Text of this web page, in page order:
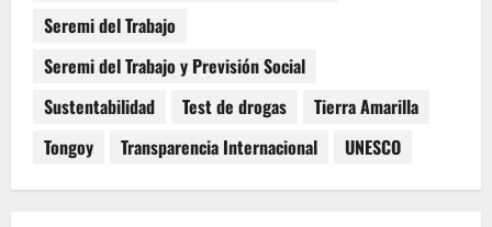
Seremi del Trabajo
Seremi del Trabajo y Previsión Social
Sustentabilidad
Test de drogas
Tierra Amarilla
Tongoy
Transparencia Internacional UNESCO